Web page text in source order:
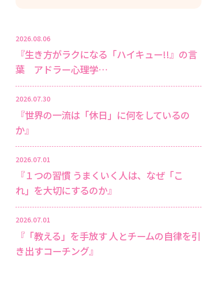
2026.08.06
『生き方がラクになる「ハイキュー!!』の言
葉 アドラー心理学…
2026.07.30
『世界の一流は「休日」に何をしているの
か』
2026.07.01
『１つの習慣 うまくいく人は、なぜ「こ
れ」を大切にするのか』
2026.07.01
『「教える」を手放す 人とチームの自律を引
き出すコーチング』